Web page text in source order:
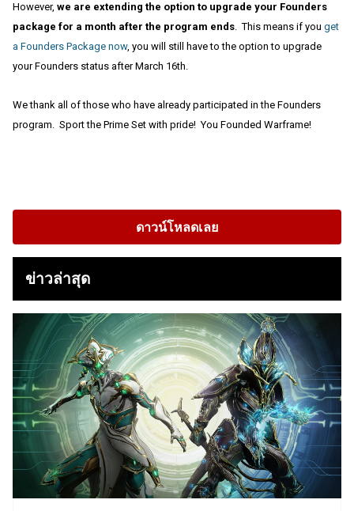
However, we are extending the option to upgrade your Founders
package for a month after the program ends. This means if you get
a Founders Package now, you will still have to the option to upgrade
your Founders status after March 16th.
We thank all of those who have already participated in the Founders
program. Sport the Prime Set with pride! You Founded Warframe!
ดาวน์โหลดเลย
ข่าวล่าสุด